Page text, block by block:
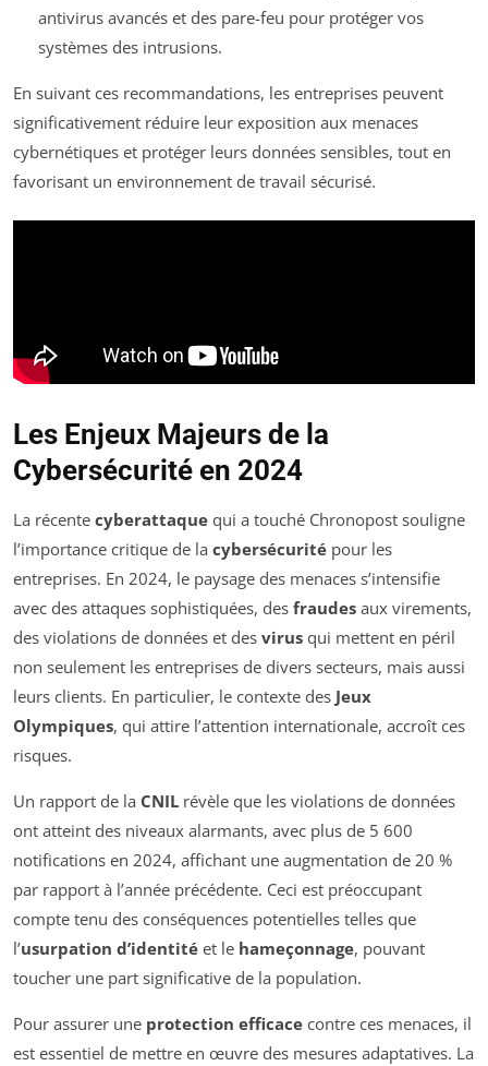
antivirus avancés et des pare-feu pour protéger vos
systèmes des intrusions.
En suivant ces recommandations, les entreprises peuvent
significativement réduire leur exposition aux menaces
cybernétiques et protéger leurs données sensibles, tout en
favorisant un environnement de travail sécurisé.
Les Enjeux Majeurs de la
Cybersécurité en 2024
La récente cyberattaque qui a touché Chronopost souligne
l’importance critique de la cybersécurité pour les
entreprises. En 2024, le paysage des menaces s’intensifie
avec des attaques sophistiquées, des fraudes aux virements,
des violations de données et des virus qui mettent en péril
non seulement les entreprises de divers secteurs, mais aussi
leurs clients. En particulier, le contexte des Jeux
Olympiques, qui attire l’attention internationale, accroît ces
risques.
Un rapport de la CNIL révèle que les violations de données
ont atteint des niveaux alarmants, avec plus de 5 600
notifications en 2024, affichant une augmentation de 20 %
par rapport à l’année précédente. Ceci est préoccupant
compte tenu des conséquences potentielles telles que
l’usurpation d’identité et le hameçonnage, pouvant
toucher une part significative de la population.
Pour assurer une protection efficace contre ces menaces, il
est essentiel de mettre en œuvre des mesures adaptatives. La